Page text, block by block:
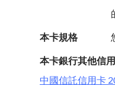
本卡規格
本卡銀行其他信
中國信託信用卡